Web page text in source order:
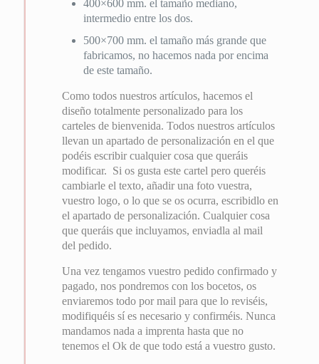
400×600 mm. el tamaño mediano,
intermedio entre los dos.
500×700 mm. el tamaño más grande que
fabricamos, no hacemos nada por encima
de este tamaño.
Como todos nuestros artículos, hacemos el
diseño totalmente personalizado para los
carteles de bienvenida. Todos nuestros artículos
llevan un apartado de personalización en el que
podéis escribir cualquier cosa que queráis
modificar. Si os gusta este cartel pero queréis
cambiarle el texto, añadir una foto vuestra,
vuestro logo, o lo que se os ocurra, escribidlo en
el apartado de personalización. Cualquier cosa
que queráis que incluyamos, enviadla al mail
del pedido.
Una vez tengamos vuestro pedido confirmado y
pagado, nos pondremos con los bocetos, os
enviaremos todo por mail para que lo reviséis,
modifiquéis sí es necesario y confirméis. Nunca
mandamos nada a imprenta hasta que no
tenemos el Ok de que todo está a vuestro gusto.